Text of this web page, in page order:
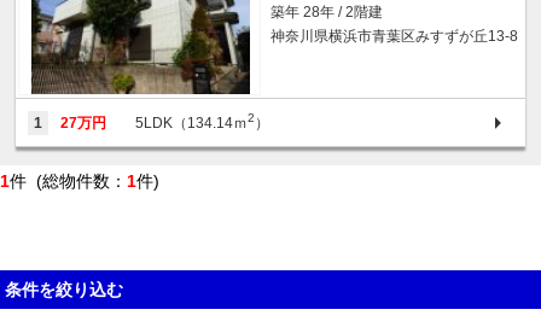
築年 28年 / 2階建
神奈川県横浜市青葉区みすずが丘13-8
1 27万円 5LDK（134.14ｍ2 ）
1件 (総物件数： 1件)
条件を絞り込む